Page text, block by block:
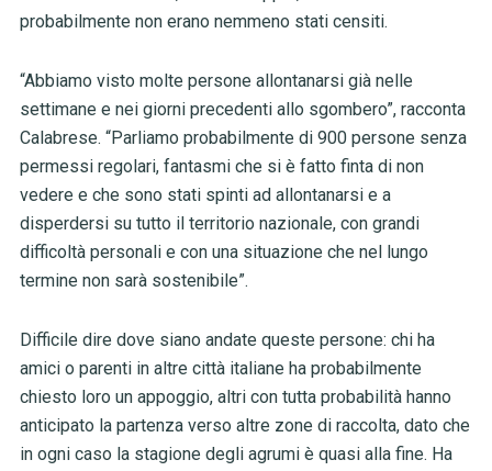
probabilmente non erano nemmeno stati censiti.
“Abbiamo visto molte persone allontanarsi già nelle
settimane e nei giorni precedenti allo sgombero”, racconta
Calabrese. “Parliamo probabilmente di 900 persone senza
permessi regolari, fantasmi che si è fatto finta di non
vedere e che sono stati spinti ad allontanarsi e a
disperdersi su tutto il territorio nazionale, con grandi
difficoltà personali e con una situazione che nel lungo
termine non sarà sostenibile”.
Difficile dire dove siano andate queste persone: chi ha
amici o parenti in altre città italiane ha probabilmente
chiesto loro un appoggio, altri con tutta probabilità hanno
anticipato la partenza verso altre zone di raccolta, dato che
in ogni caso la stagione degli agrumi è quasi alla fine. Ha